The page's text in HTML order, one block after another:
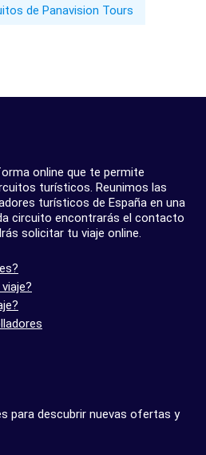
de Panavision Tours
online que te permite
turísticos. Reunimos las
turísticos de España en una
circuito encontrarás el contacto
solicitar tu viaje online.
para descubrir nuevas ofertas y